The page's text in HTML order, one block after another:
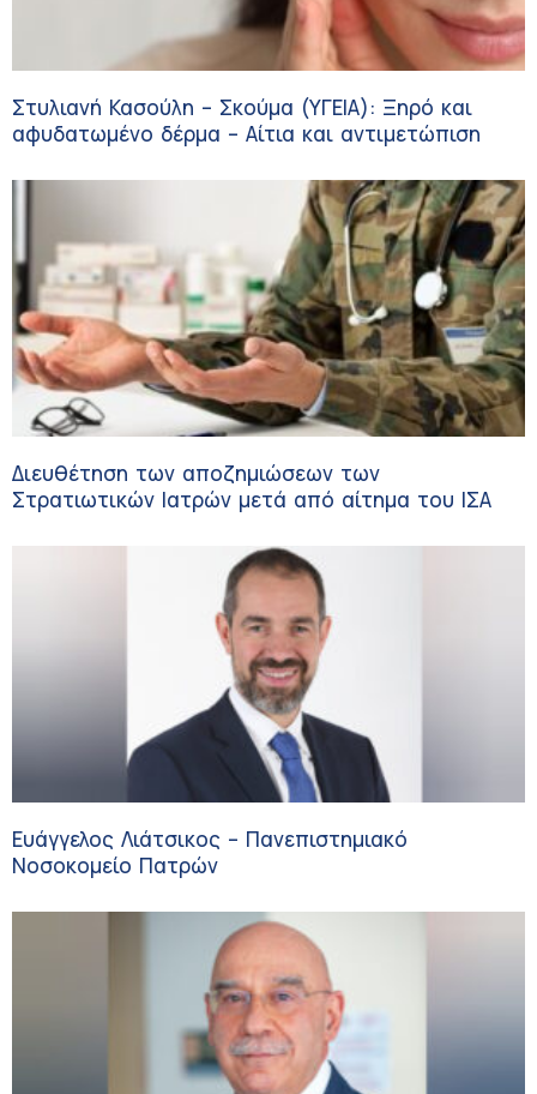
Στυλιανή Κασούλη – Σκούμα (ΥΓΕΙΑ): Ξηρό και
αφυδατωμένο δέρμα – Αίτια και αντιμετώπιση
Διευθέτηση των αποζημιώσεων των
Στρατιωτικών Ιατρών μετά από αίτημα του ΙΣΑ
Ευάγγελος Λιάτσικος – Πανεπιστημιακό
Νοσοκομείο Πατρών